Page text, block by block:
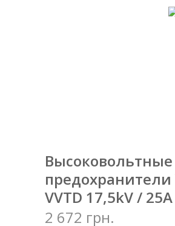
Высоковольтные
предохранители
VVTD 17,5kV /
2 672 грн.